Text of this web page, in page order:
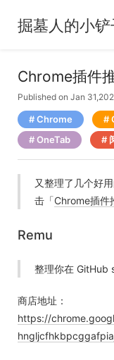
掘墓人的小铲
Chrome插件
Published on Jan
Chrome
OneTab
又整理了几个好
击「Chrome插件
Remu
整理你在 GitHub
商店地址：
https://